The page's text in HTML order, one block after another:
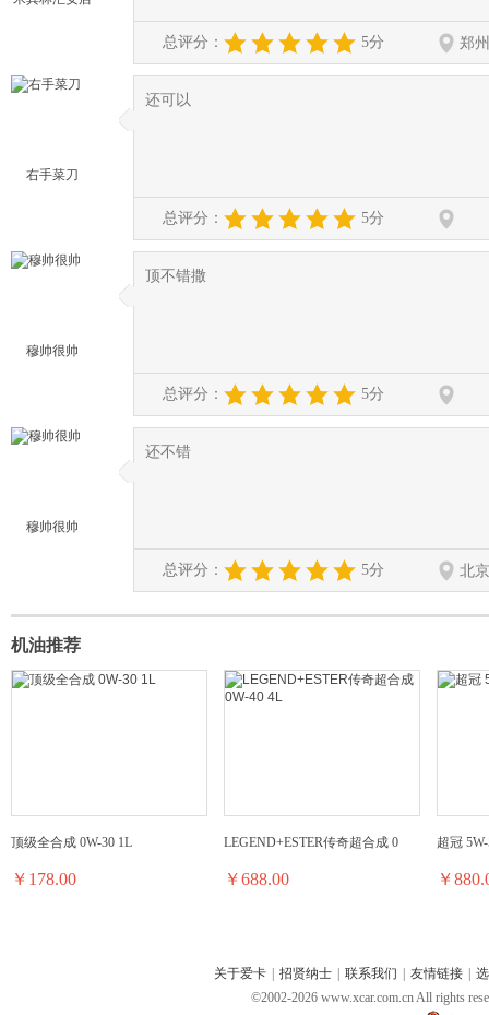
总评分： 5分 郑
右手菜刀
◆
◆ 还可以
总评分： 5分
穆帅很帅
◆
◆ 顶不错撒
总评分： 5分
穆帅很帅
◆
◆ 还不错
总评分： 5分 北
机油推荐
顶级全合成 0W-30 1L
￥178.00
LEGEND+ESTER传奇超合成 0
￥688.00
超冠
￥
关于爱卡 招贤纳士 联系我们 友情链接
©2002-2026 www.xcar.com.cn All rights